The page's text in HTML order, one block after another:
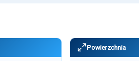
Powierzchnia